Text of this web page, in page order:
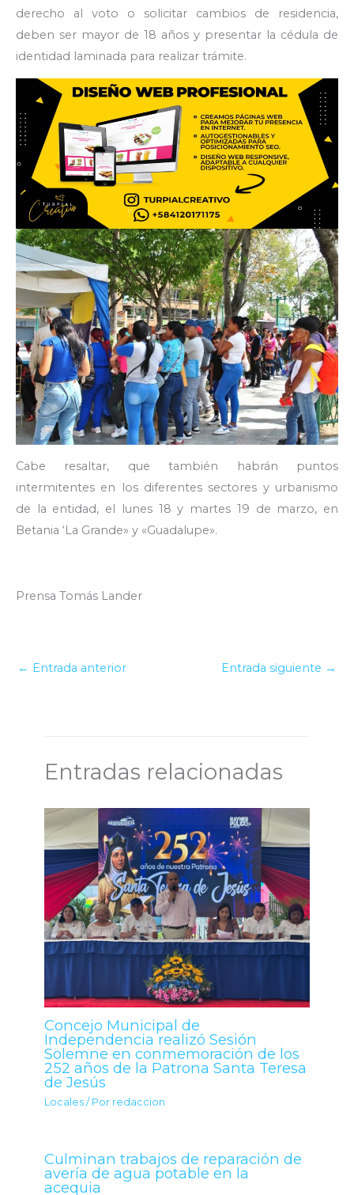
derecho al voto o solicitar cambios de residencia,
deben ser mayor de 18 años y presentar la cédula de
identidad laminada para realizar trámite.
Cabe resaltar, que también habrán puntos
intermitentes en los diferentes sectores y urbanismo
de la entidad, el lunes 18 y martes 19 de marzo, en
Betania ‘La Grande» y «Guadalupe».
Prensa Tomás Lander
← Entrada anterior Entrada siguiente →
Entradas relacionadas
Concejo Municipal de
Independencia realizó Sesión
Solemne en conmemoración de los
252 años de la Patrona Santa Teresa
de Jesús
Locales / Por redaccion
Culminan trabajos de reparación de
avería de agua potable en la
acequia